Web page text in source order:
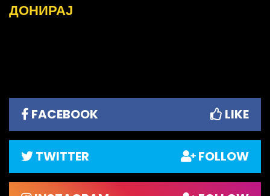
ДОНИРАЈ
FACEBOOK LIKE
TWITTER FOLLOW